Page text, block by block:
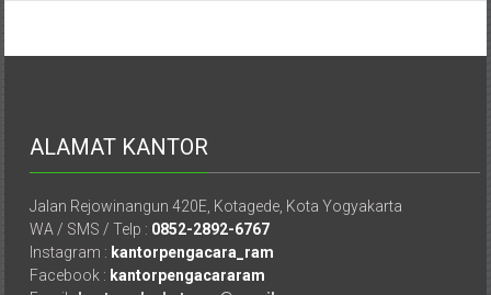
Sragen,
Malang,
Kediri,
Madiun,
Ponorogo,
ALAMAT KANTOR
Jalan Rejowinangun 420E, Kotagede, Kota Yogyakarta
WA / SMS / Telp : 0852-2892-6767
Instagram : kantorpengacara_ram
Facebook : kantorpengacararam